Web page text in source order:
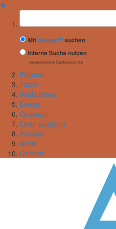
✖
Suchbegriff
MitGoogle™ suchen
Interne Suche nutzen
(eingeschränkte Ergebnisqualität)
Projects
Team
Publications
Events
Outreach
Open positions
Podcast
News
Contact